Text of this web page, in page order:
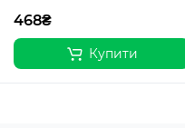
468₴
Купити